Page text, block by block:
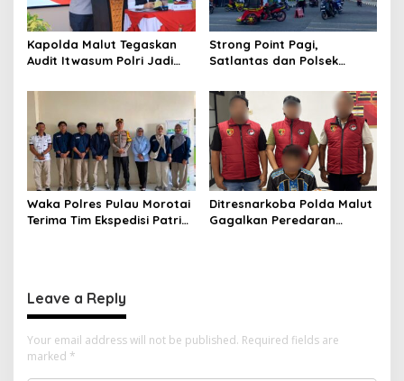
Kapolda Malut Tegaskan
Audit Itwasum Polri Jadi
Akuntabilitas dan Kinerja
Strong Point Pagi,
Satlantas dan Polsek
Hadir Wujudkan Keamanan
serta Keselamatan Berlalu
Lintas
Waka Polres Pulau Morotai
Terima Tim Ekspedisi Patriot
Ditresnarkoba Polda Malut
Gagalkan Peredaran
Leave a Reply
Your email address will not be published. Required fields are
marked *